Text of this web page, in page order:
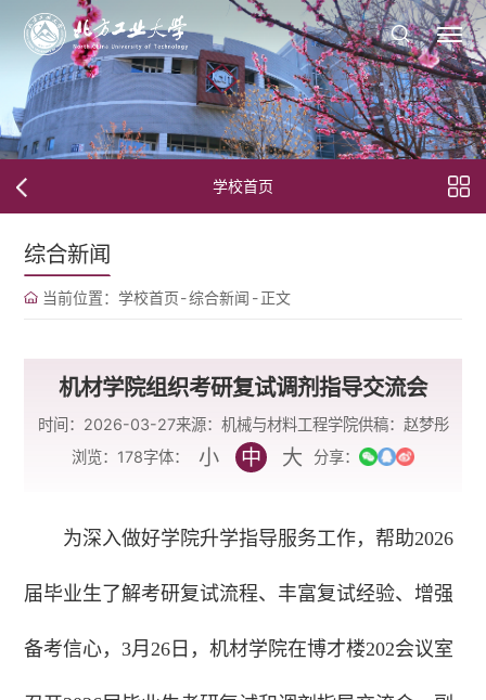
学校首页
综合新闻
当前位置： 学校首页-综合新闻 -正文
机材学院组织考研复试调剂指导交流会
时间：2026-03-27来源：机械与材料工程学院供稿：赵梦彤
浏览： 178字体： 小 中 大 分享：
为深入做好学院升学指导服务工作，帮助2026
届毕业生了解考研复试流程、丰富复试经验、增强
备考信心，3月26日，机材学院在博才楼202会议室